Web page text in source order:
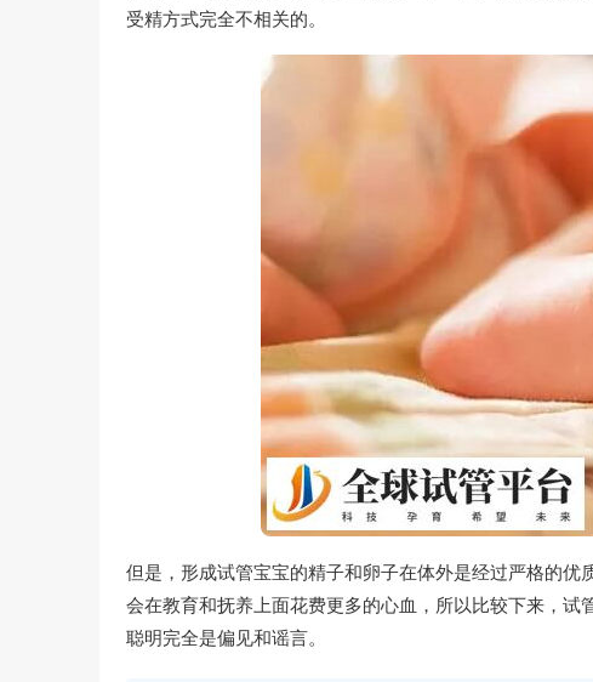
受精方式完全不相关的。
但是，形成试管宝宝的精子和卵子在体外是经过严格的
会在教育和抚养上面花费更多的心血，所以比较下来，
聪明完全是偏见和谣言。